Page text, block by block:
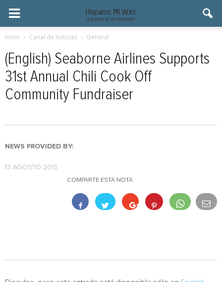
Inicio Canal de noticias General
(English) Seaborne Airlines Supports
31st Annual Chili Cook Off
Community Fundraiser
NEWS PROVIDED BY:
13 AGOSTO 2015
COMPARTE ESTA NOTA